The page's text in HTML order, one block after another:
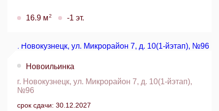
16.9 м2 -1 эт.
Новоильинка
г. Новокузнецк, ул. Микрорайон 7, д. 10(1-йэтап),
№96
срок сдачи: 30.12.2027